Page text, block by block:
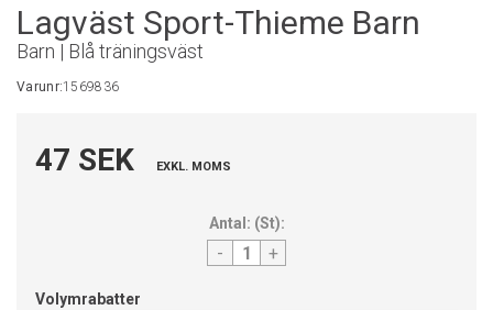
Lagväst Sport-Thieme Barn
Barn | Blå träningsväst
Varunr:1569836
47 SEK EXKL. MOMS
Antal: (St):
- +
Volymrabatter